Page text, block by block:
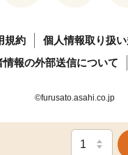
規約
個人情報取り扱
情報の外部送信について
©furusato.asahi.co.jp